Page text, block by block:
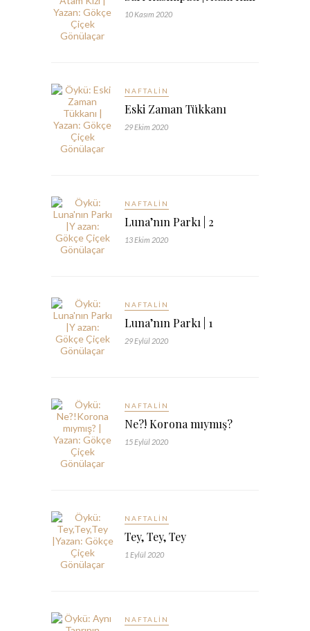
10 Kasım 2020
NAFTALIN
Eski Zaman Tükkanı
29 Ekim 2020
NAFTALIN
Luna’nın Parkı | 2
13 Ekim 2020
NAFTALIN
Luna’nın Parkı | 1
29 Eylül 2020
NAFTALIN
Ne?! Korona mıymış?
15 Eylül 2020
NAFTALIN
Tey, Tey, Tey
1 Eylül 2020
NAFTALIN